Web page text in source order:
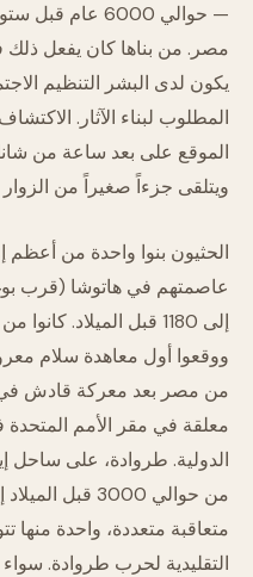
مصر. من بناها كان يفعل
يكون لدى البشر التنظيم
المطلوب لبناء الآثار.
الموقع على بعد ساعة من
ويتلقى جزءاً صغيراً من
الحثيون بنوا واحدة من أعظم
إلى 1180 قبل الميلاد.
ووقعوا أول معاهدة سلام
معلقة في مقر الأمم المتحدة
الدولية. طروادة، على ساحل
متعاقبة متعددة، واحدة منها
التقليدية لحرب طروادة.